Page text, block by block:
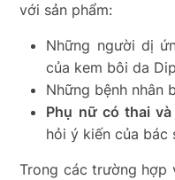
với sản phẩm:
Những người dị
của kem bôi da
Những bệnh nhân
Phụ nữ có thai
hỏi ý kiến của bác
Trong các trường hợp